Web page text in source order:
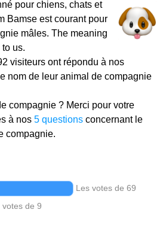
pour chiens, chats et
Bamse est courant pour
mâles. The meaning
us.
visiteurs ont répondu à nos
nom de leur animal de compagnie
compagnie ? Merci pour votre
à nos 5 questions concernant le
compagnie.
Les votes de 69
votes de 9